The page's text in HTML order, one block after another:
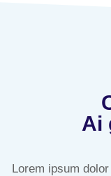
Ai
Lorem ipsum